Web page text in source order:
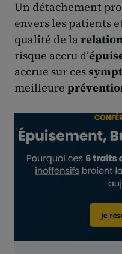
Un détachement
envers les patients
qualité de la
risque accru d’
accrue sur ces
meilleure